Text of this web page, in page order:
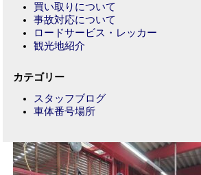
買い取りについて
事故対応について
ロードサービス・レッカー
観光地紹介
カテゴリー
スタッフブログ
車体番号場所